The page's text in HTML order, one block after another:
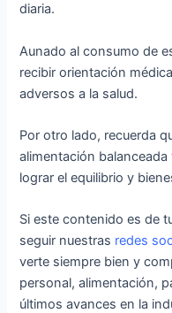
diaria.
Aunado al consumo de
recibir orientación
adversos a la salud.
Por otro lado, recuerda
alimentación
lograr el equilibrio y
Si este contenido es de
seguir nuestras redes
verte siempre bien y
personal, alimentación,
últimos avances en la